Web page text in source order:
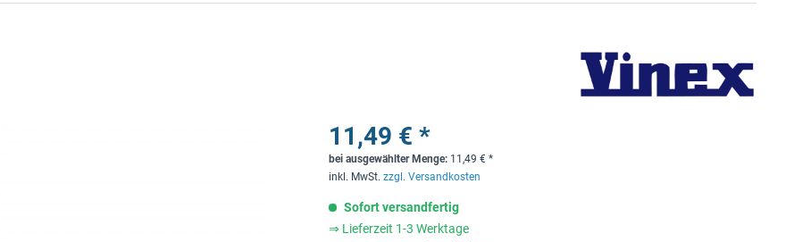
11,49 € *
bei ausgewählter Menge: 11,49 € *
inkl. MwSt.zzgl. Versandkosten
Sofort versandfertig
⇒ Lieferzeit 1-3 Werktage